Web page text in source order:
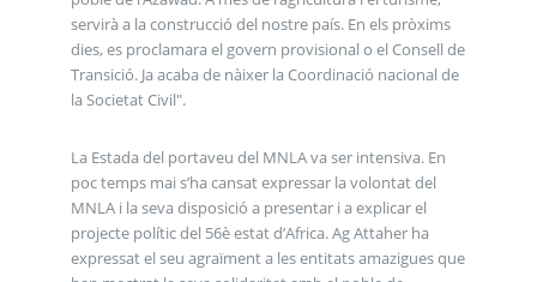
servirà a la construcció del nostre país. En els pròxims
dies, es proclamara el govern provisional o el Consell de
Transició. Ja acaba de nàixer la Coordinació nacional de
la Societat Civil".
La Estada del portaveu del MNLA va ser intensiva. En
poc temps mai s’ha cansat expressar la volontat del
MNLA i la seva disposició a presentar i a explicar el
projecte polític del 56è estat d’Africa. Ag Attaher ha
expressat el seu agraïment a les entitats amazigues que